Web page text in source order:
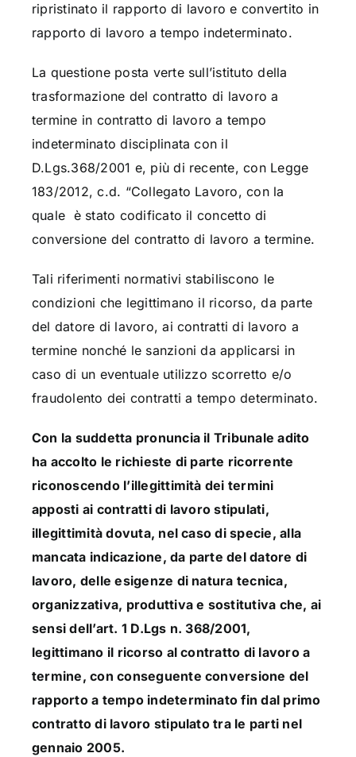
ripristinato il rapporto di lavoro e convertito in
rapporto di lavoro a tempo indeterminato.
La questione posta verte sull’istituto della
trasformazione del contratto di lavoro a
termine in contratto di lavoro a tempo
indeterminato disciplinata con il
D.Lgs.368/2001 e, più di recente, con Legge
183/2012, c.d. “Collegato Lavoro, con la
quale è stato codificato il concetto di
conversione del contratto di lavoro a termine.
Tali riferimenti normativi stabiliscono le
condizioni che legittimano il ricorso, da parte
del datore di lavoro, ai contratti di lavoro a
termine nonché le sanzioni da applicarsi in
caso di un eventuale utilizzo scorretto e/o
fraudolento dei contratti a tempo determinato.
Con la suddetta pronuncia il Tribunale adito
ha accolto le richieste di parte ricorrente
riconoscendo l’illegittimità dei termini
apposti ai contratti di lavoro stipulati,
illegittimità dovuta, nel caso di specie, alla
mancata indicazione, da parte del datore di
lavoro, delle esigenze di natura tecnica,
organizzativa, produttiva e sostitutiva che, ai
sensi dell’art. 1 D.Lgs n. 368/2001,
legittimano il ricorso al contratto di lavoro a
termine, con conseguente conversione del
rapporto a tempo indeterminato fin dal primo
contratto di lavoro stipulato tra le parti nel
gennaio 2005.